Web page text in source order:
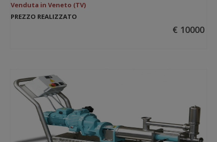
Venduta in Veneto (TV)
PREZZO REALIZZATO
€ 10000